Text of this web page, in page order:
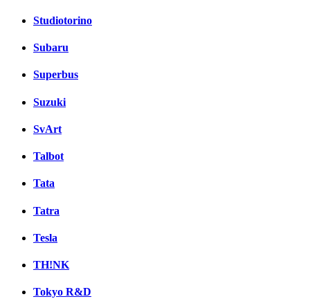
Studiotorino
Subaru
Superbus
Suzuki
SvArt
Talbot
Tata
Tatra
Tesla
TH!NK
Tokyo R&D